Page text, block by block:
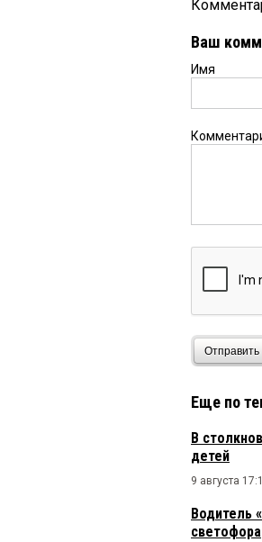
Ваш
Имя
Отправить
Еще по
В
детей
9 августа
Водитель
светофора